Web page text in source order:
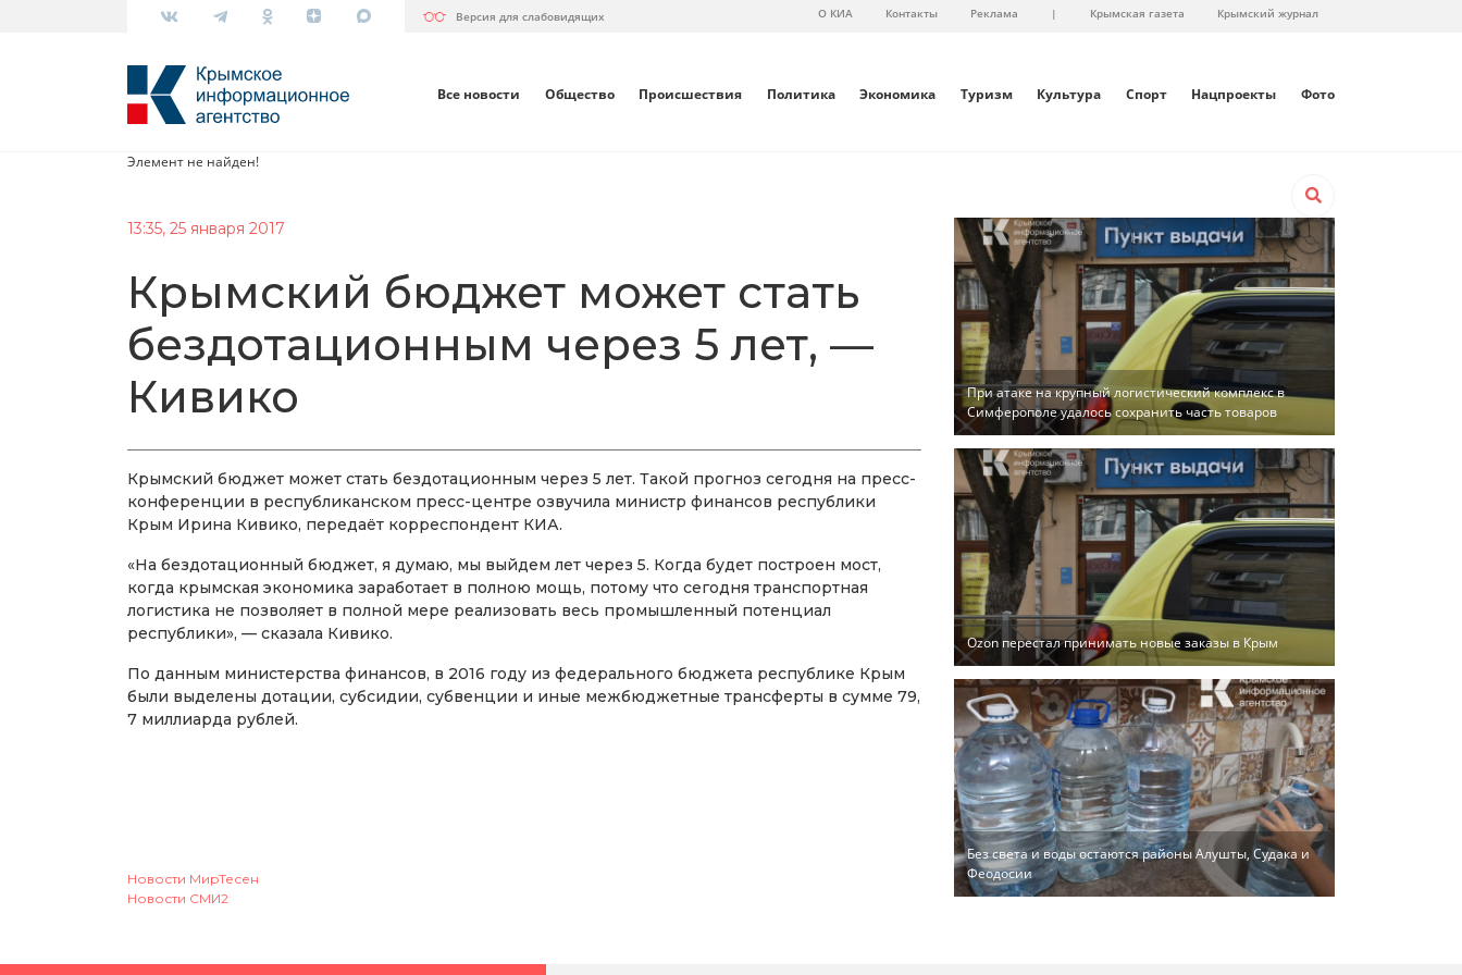
Версия для слабовидящих О КИА Контакты Реклама | Крымская газета Крымский журнал
Все новости Общество Происшествия Политика Экономика Туризм Культура Спорт Нацпроекты Фото
Элемент не найден!
13:35, 25 января 2017
Крымский бюджет может стать
бездотационным через 5 лет, —
Кивико
Крымский бюджет может стать бездотационным через 5 лет. Такой прогноз сегодня на пресс-
конференции в республиканском пресс-центре озвучила министр финансов республики
Крым Ирина Кивико, передаёт корреспондент КИА.
«На бездотационный бюджет, я думаю, мы выйдем лет через 5. Когда будет построен мост,
когда крымская экономика заработает в полною мощь, потому что сегодня транспортная
логистика не позволяет в полной мере реализовать весь промышленный потенциал
республики», — сказала Кивико.
По данным министерства финансов, в 2016 году из федерального бюджета республике Крым
были выделены дотации, субсидии, субвенции и иные межбюджетные трансферты в сумме 79,
7 миллиарда рублей.
Новости МирТесен
Новости СМИ2
При атаке на крупный логистический комплекс в
Симферополе удалось сохранить часть товаров
Ozon перестал принимать новые заказы в Крым
Без света и воды остаются районы Алушты, Судака и
Феодосии